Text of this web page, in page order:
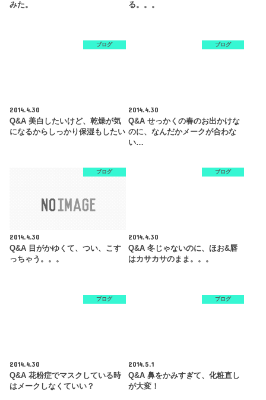
みた。
る。。。
ブログ
2014.4.30
Q&A 美白したいけど、乾燥が気
になるからしっかり保湿もしたい
ブログ
2014.4.30
Q&A せっかくの春のお出かけな
のに、なんだかメークが合わな
い…
ブログ
2014.4.30
Q&A 目がかゆくて、つい、こす
っちゃう。。。
ブログ
2014.4.30
Q&A 冬じゃないのに、ほお&唇
はカサカサのまま。。。
ブログ
2014.4.30
Q&A 花粉症でマスクしている時
はメークしなくていい？
ブログ
2014.5.1
Q&A 鼻をかみすぎて、化粧直し
が大変！